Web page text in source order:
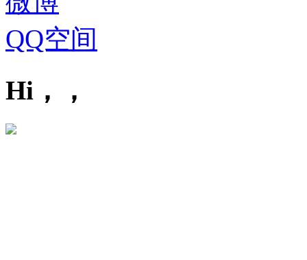
QQ空间
Hi，，